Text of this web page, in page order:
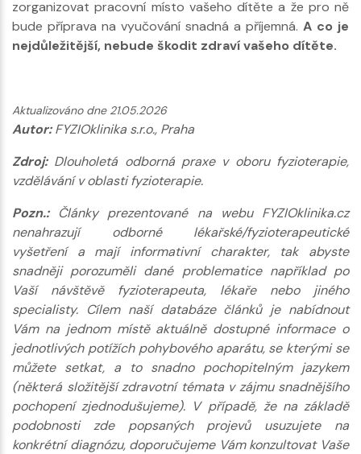
zorganizovat pracovní místo vašeho dítěte a že pro ně
bude příprava na vyučování snadná a příjemná. A co je
nejdůležitější, nebude škodit zdraví vašeho dítěte.
Aktualizováno dne 21.05.2026
Autor:FYZIOklinika s.r.o., Praha
Zdroj: Dlouholetá odborná praxe v oboru fyzioterapie,
vzdělávání v oblasti fyzioterapie.
Pozn.:Články prezentované na webu FYZIOklinika.cz
nenahrazují odborné lékařské/fyzioterapeutické
vyšetření a mají informativní charakter, tak abyste
snadněji porozuměli dané problematice například po
Vaší návštěvě fyzioterapeuta, lékaře nebo jiného
specialisty. Cílem naší databáze článků je nabídnout
Vám na jednom místě aktuálně dostupné informace o
jednotlivých potížích pohybového aparátu, se kterými se
můžete setkat, a to snadno pochopitelným jazykem
(některá složitější zdravotní témata v zájmu snadnějšího
pochopení zjednodušujeme). V případě, že na základě
podobnosti zde popsaných projevů usuzujete na
konkrétní diagnózu, doporučujeme Vám konzultovat Vaše